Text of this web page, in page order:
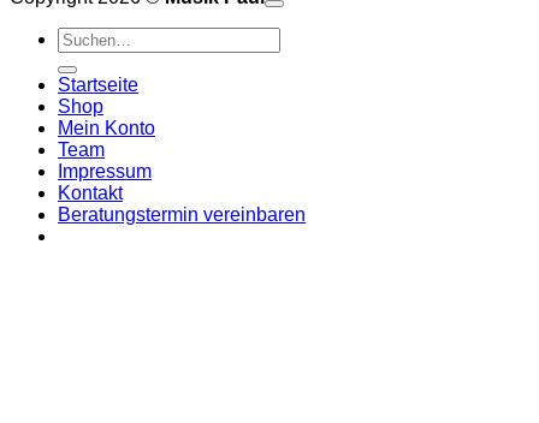
Suchen
nach:
Startseite
Shop
Mein Konto
Team
Impressum
Kontakt
Beratungstermin vereinbaren